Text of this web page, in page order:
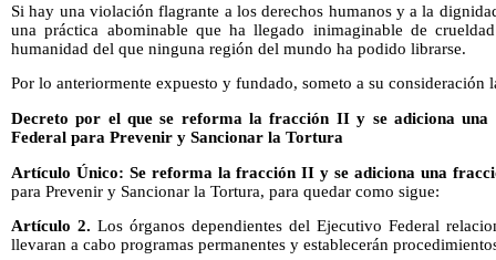
Si hay una violación flagrante a los derechos humanos y a la
una práctica abominable que ha llegado inimaginable de
humanidad del que ninguna región del mundo ha podido librarse.
Por lo anteriormente expuesto y fundado, someto a su
Decreto por el que se reforma la fracción II y se adiciona
Federal para Prevenir y Sancionar la Tortura
Artículo Único: Se reforma la fracción II y se adiciona una
para Prevenir y Sancionar la Tortura, para quedar como sigue:
Artículo 2. Los órganos dependientes del Ejecutivo Federal
llevaran a cabo programas permanentes y establecerán